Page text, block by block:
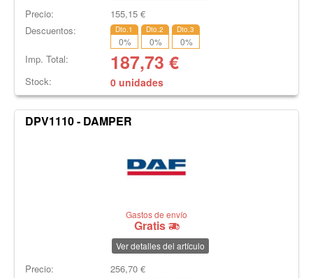
Precio: 155,15€
Descuentos:
Dto.1
0%
Dto.2
0%
Dto.3
0%
Imp. Total: 187,73 €
Stock: 0 unidades
DPV1110 - DAMPER
Gastos de envío
Gratis
Ver detalles del artículo
Precio: 256,70€